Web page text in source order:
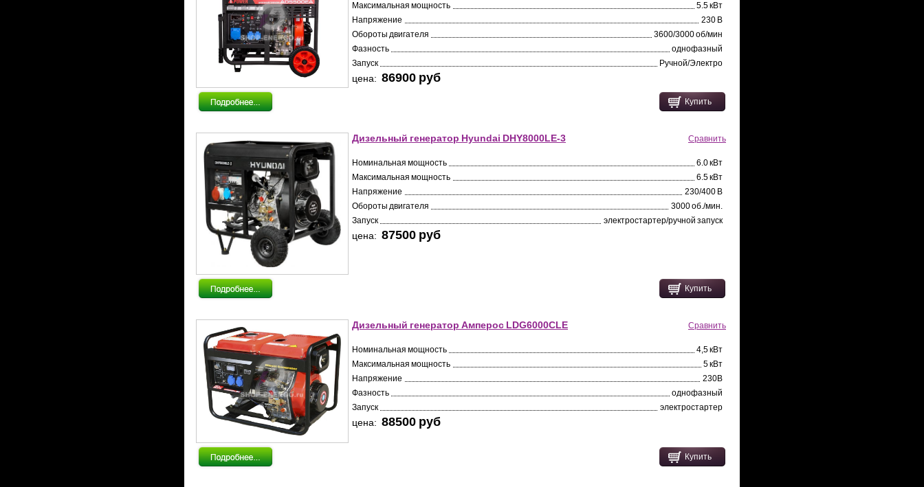
Максимальная мощность
5.5 кВт
Напряжение
230 В
Обороты двигателя
3600/3000 об/мин
Фазность
однофазный
Запуск
Ручной/Электро
цена: 86900 pуб
Купить
Дизельный генератор Hyundai DHY8000LE-3 Сравнить
Номинальная мощность
6.0 кВт
Максимальная мощность
6.5 кВт
Напряжение
230/400 В
Обороты двигателя
3000 об./мин.
Запуск
электростартер/ручной запуск
цена: 87500 pуб
Купить
Дизельный генератор Амперос LDG6000СLE Сравнить
Номинальная мощность
4,5 кВт
Максимальная мощность
5 кВт
Напряжение
230В
Фазность
однофазный
Запуск
электростартер
цена: 88500 pуб
Купить